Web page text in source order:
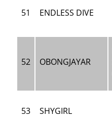
51 ENDLESS DIVE
52 OBONGJAYAR
53 SHYGIRL